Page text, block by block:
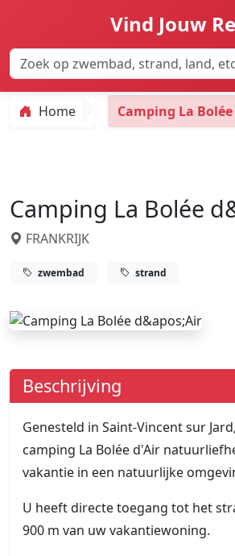
Vind Jouw
Home Camping La
Camping La Bolée
FRANKRIJK
zwembad strand
Beschrijving
Genesteld in Saint-Vincent sur
camping La Bolée d'Air
vakantie in een natuurlijke
U heeft directe toegang tot het
900 m van uw vakantiewoning.